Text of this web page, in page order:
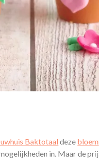
Baktotaal deze
in. Maar de